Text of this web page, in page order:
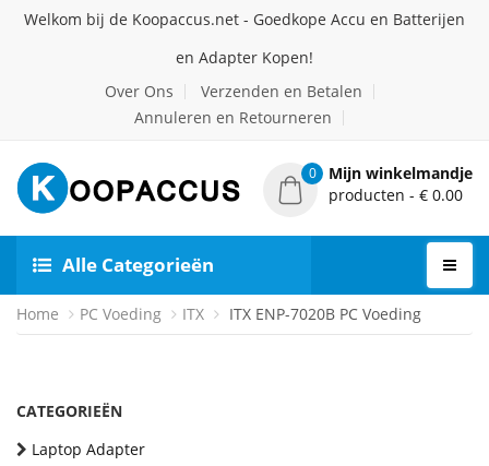
Welkom bij de Koopaccus.net - Goedkope Accu en Batterijen
en Adapter Kopen!
Over Ons
Verzenden en Betalen
Annuleren en Retourneren
0
Mijn winkelmandje
producten - € 0.00
Alle Categorieën
Home PC Voeding ITX ITX ENP-7020B PC Voeding
CATEGORIEËN
Laptop Adapter